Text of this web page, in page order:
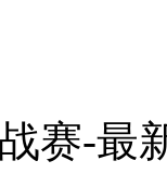
赛-最